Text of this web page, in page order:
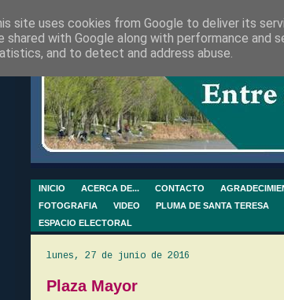
INICIO ACERCA DE... CONTACTO
FOTOGRAFIA
VIDEO PLUMA DE SANTA TERESA
ESPACIO ELECTORAL
lunes, 27 de junio de 2016
Plaza Mayor
site uses cookies from Google to deliver its
shared with Google along with performance
and to detect and address abuse.